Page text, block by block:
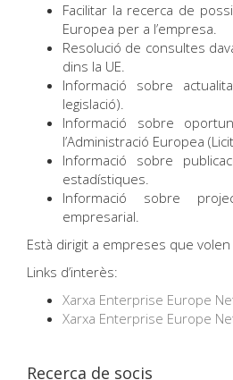
Facilitar la recerca de
Europea per a l’empresa.
Resolució de consultes
dins la UE.
Informació sobre
legislació).
Informació sobre
l’Administració Europea
Informació sobre
estadístiques.
Informació sobre
empresarial.
Està dirigit a empreses que
Links d’interès:
Xarxa Enterprise Europe
Xarxa Enterprise Europe
Recerca de socis